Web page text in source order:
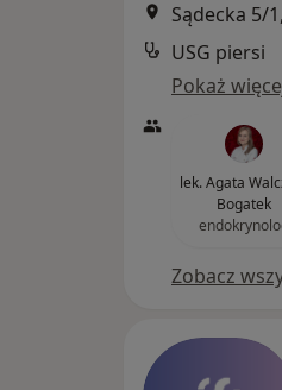
Sądecka 5/
USG piersi
Pokaż
lek. Agata
Bogatek
Zobacz